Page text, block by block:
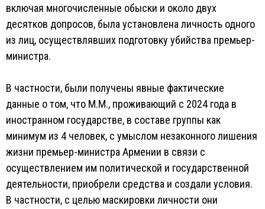
включая многочисленные обыски и около двух
десятков допросов, была установлена личность одного
из лиц, осуществлявших подготовку убийства премьер-
министра.
В частности, были получены явные фактические
данные о том, что М.М., проживающий с 2024 года в
иностранном государстве, в составе группы как
минимум из 4 человек, с умыслом незаконного лишения
жизни премьер-министра Армении в связи с
осуществлением им политической и государственной
деятельности, приобрели средства и создали условия.
В частности, с целью маскировки личности они